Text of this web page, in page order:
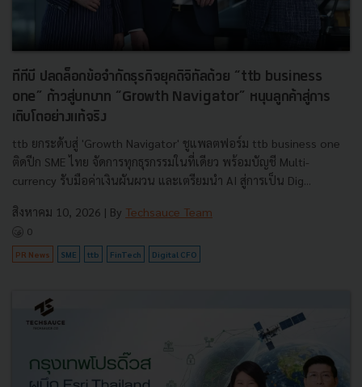
ทีทีบี ปลดล็อกข้อจำกัดธุรกิจยุคดิจิทัลด้วย “ttb business
one” ก้าวสู่บทบาท “Growth Navigator” หนุนลูกค้าสู่การ
เติบโตอย่างแท้จริง
ttb ยกระดับสู่ 'Growth Navigator' ชูแพลตฟอร์ม ttb business one
ติดปีก SME ไทย จัดการทุกธุรกรรมในที่เดียว พร้อมบัญชี Multi-
currency รับมือค่าเงินผันผวน และเตรียมนำ AI สู่การเป็น Dig...
สิงหาคม 10, 2026 | By Techsauce Team
0
PR News SME ttb FinTech Digital CFO